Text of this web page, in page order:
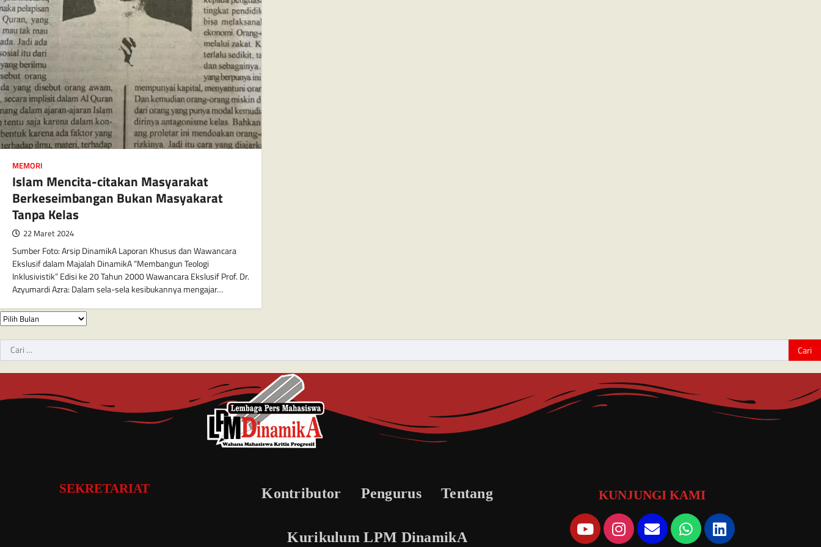
MEMORI
Islam Mencita-citakan Masyarakat
Berkeseimbangan Bukan Masyakarat
Tanpa Kelas
22 Maret 2024
Sumber Foto: Arsip DinamikA Laporan Khusus dan Wawancara
Ekslusif dalam Majalah DinamikA “Membangun Teologi
Inklusivistik” Edisi ke 20 Tahun 2000 Wawancara Ekslusif Prof. Dr.
Azyumardi Azra: Dalam sela-sela kesibukannya mengajar…
SEKRETARIAT Kontributor Pengurus Tentang
Kurikulum LPM DinamikA
KUNJUNGI KAMI